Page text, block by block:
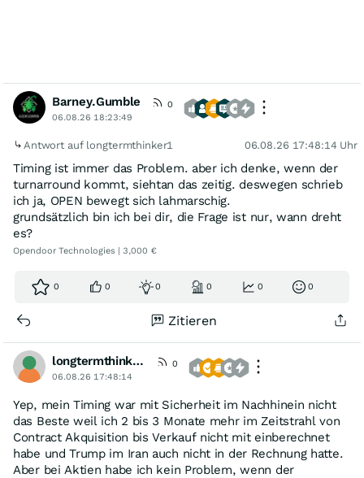
Barney.Gumble
0
06.08.26 18:23:49
Antwort auf longtermthinker1 06.08.26 17:48:14 Uhr
Timing ist immer das Problem. aber ich denke, wenn der
turnarround kommt, siehtan das zeitig. deswegen schrieb
ich ja, OPEN bewegt sich lahmarschig.
grundsätzlich bin ich bei dir, die Frage ist nur, wann dreht
es?
Opendoor Technologies | 3,000 €
0 0 0 0 0 0
Zitieren
longtermthinker1
0
06.08.26 17:48:14
Yep, mein Timing war mit Sicherheit im Nachhinein nicht
das Beste weil ich 2 bis 3 Monate mehr im Zeitstrahl von
Contract Akquisition bis Verkauf nicht mit einberechnet
habe und Trump im Iran auch nicht in der Rechnung hatte.
Aber bei Aktien habe ich kein Problem, wenn der